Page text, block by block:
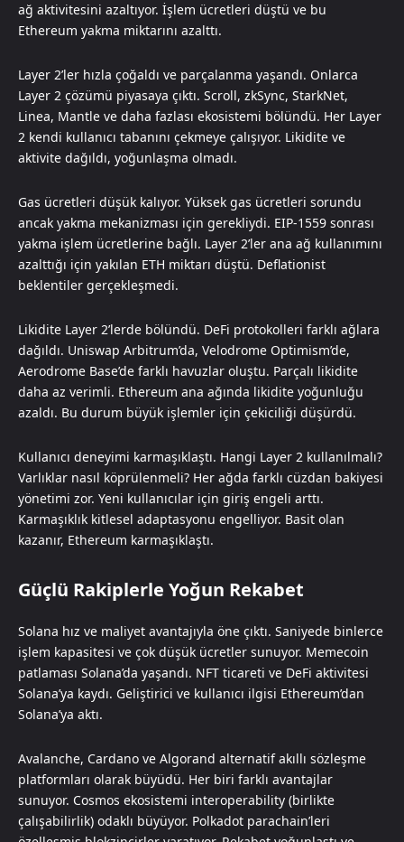
ağ aktivitesini azaltıyor. İşlem ücretleri düştü ve bu
Ethereum yakma miktarını azalttı.
Layer 2’ler hızla çoğaldı ve parçalanma yaşandı. Onlarca
Layer 2 çözümü piyasaya çıktı. Scroll, zkSync, StarkNet,
Linea, Mantle ve daha fazlası ekosistemi bölündü. Her Layer
2 kendi kullanıcı tabanını çekmeye çalışıyor. Likidite ve
aktivite dağıldı, yoğunlaşma olmadı.
Gas ücretleri düşük kalıyor. Yüksek gas ücretleri sorundu
ancak yakma mekanizması için gerekliydi. EIP-1559 sonrası
yakma işlem ücretlerine bağlı. Layer 2’ler ana ağ kullanımını
azalttığı için yakılan ETH miktarı düştü. Deflationist
beklentiler gerçekleşmedi.
Likidite Layer 2’lerde bölündü. DeFi protokolleri farklı ağlara
dağıldı. Uniswap Arbitrum’da, Velodrome Optimism’de,
Aerodrome Base’de farklı havuzlar oluştu. Parçalı likidite
daha az verimli. Ethereum ana ağında likidite yoğunluğu
azaldı. Bu durum büyük işlemler için çekiciliği düşürdü.
Kullanıcı deneyimi karmaşıklaştı. Hangi Layer 2 kullanılmalı?
Varlıklar nasıl köprülenmeli? Her ağda farklı cüzdan bakiyesi
yönetimi zor. Yeni kullanıcılar için giriş engeli arttı.
Karmaşıklık kitlesel adaptasyonu engelliyor. Basit olan
kazanır, Ethereum karmaşıklaştı.
Güçlü Rakiplerle Yoğun Rekabet
Solana hız ve maliyet avantajıyla öne çıktı. Saniyede binlerce
işlem kapasitesi ve çok düşük ücretler sunuyor. Memecoin
patlaması Solana’da yaşandı. NFT ticareti ve DeFi aktivitesi
Solana’ya kaydı. Geliştirici ve kullanıcı ilgisi Ethereum’dan
Solana’ya aktı.
Avalanche, Cardano ve Algorand alternatif akıllı sözleşme
platformları olarak büyüdü. Her biri farklı avantajlar
sunuyor. Cosmos ekosistemi interoperability (birlikte
çalışabilirlik) odaklı büyüyor. Polkadot parachain’leri